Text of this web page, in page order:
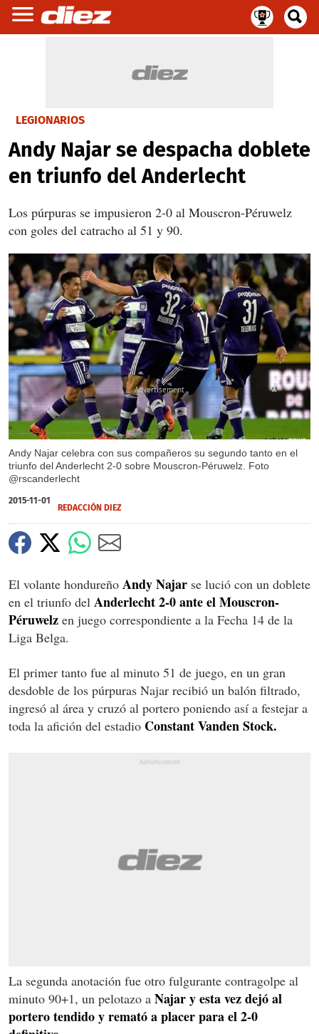
LEGIONARIOS
Andy Najar se despacha doblete
en triunfo del Anderlecht
Los púrpuras se impusieron 2-0 al Mouscron-Péruwelz
con goles del catracho al 51 y 90.
Andy Najar celebra con sus compañeros su segundo tanto en el
triunfo del Anderlecht 2-0 sobre Mouscron-Péruwelz. Foto
@rscanderlecht
X
2015-11-01
REDACCIÓN DIEZ
El volante hondureño Andy Najar se lució con un doblete
en el triunfo del Anderlecht2-0 ante el Mouscron-
Péruwelz en juego correspondiente a la Fecha 14 de la
Liga Belga.
El primer tanto fue al minuto 51 de juego, en un gran
desdoble de los púrpuras Najar recibió un balón filtrado,
ingresó al área y cruzó al portero poniendo así a festejar a
toda la afición del estadio Constant Vanden Stock.
La segunda anotación fue otro fulgurante contragolpe al
minuto 90+1, un pelotazo a Najar y esta vez dejó al
portero tendido y remató a placer para el 2-0